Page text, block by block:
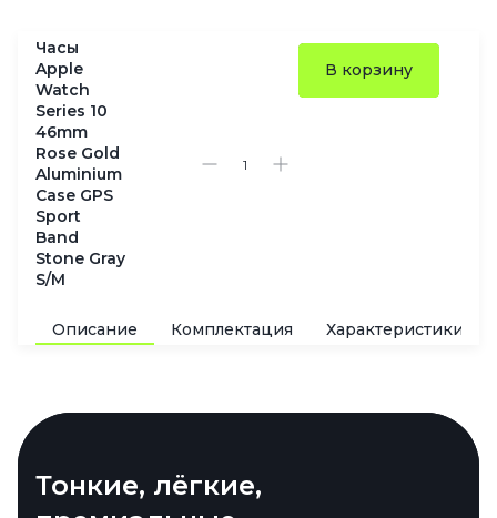
Часы
Apple
Watch
Series 10
46mm
Rose Gold
Aluminium
Case GPS
Sport
Band
Stone Gray
S/M
В корзину
Описание Комплектация Характеристики
Яркий дисплей, который
Тонкие, лёгкие,
Экологичность в каждом
Цвета, которые подчеркнут
Зарядка, которая не